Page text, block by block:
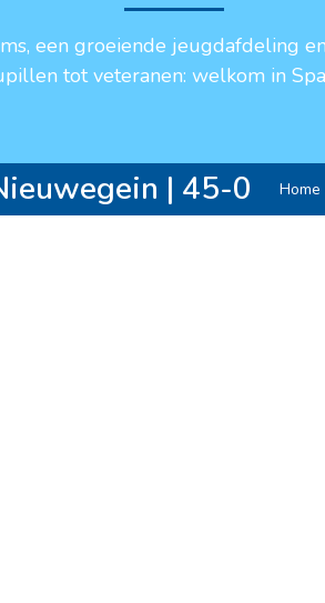
een groeiende jeugdafdeling
tot veteranen: welkom in
| 45-0 Home